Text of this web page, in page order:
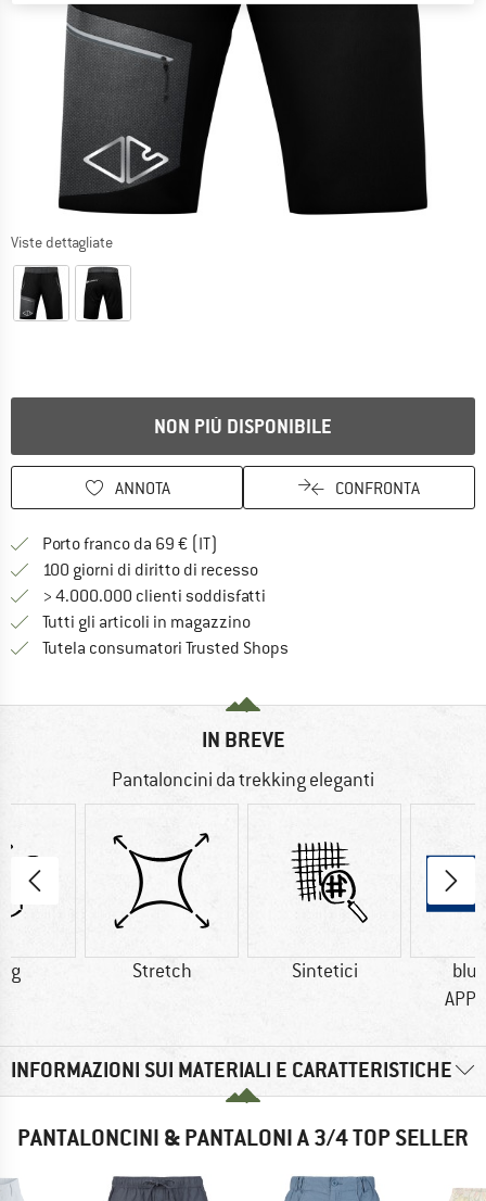
Viste dettagliate
NON PIÙ DISPONIBILE
ANNOTA CONFRONTA
Porto franco da 69 € (IT)
100 giorni di diritto di recessoVai alla politica di recesso qui
> 4.000.000 clienti soddisfatti
Tutti gli articoli in magazzino
Tutela consumatori Trusted Shops
IN BREVE
Pantaloncini da trekking eleganti
g Stretch Sintetici
INFORMAZIONI SUI MATERIALI E CARATTERISTICHE
PANTALONCINI & PANTALONI A 3/4 TOP SELLER